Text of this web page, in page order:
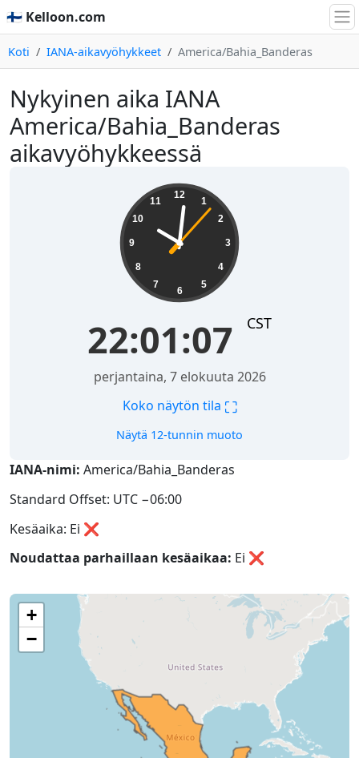
🇫🇮 Kelloon.com
Koti IANA-aikavyöhykkeet America/Bahia_Banderas
Nykyinen aika IANA
America/Bahia_Banderas
aikavyöhykkeessä
12
1
2
3
4
5
6
7
8
9
10
11
22:01:07 CST
perjantaina, 7 elokuuta 2026
Koko näytön tila ⛶
Näytä 12-tunnin muoto
IANA-nimi: America/Bahia_Banderas
Standard Offset: UTC −06:00
Kesäaika: Ei ❌
Noudattaa parhaillaan kesäaikaa: Ei ❌
+
−